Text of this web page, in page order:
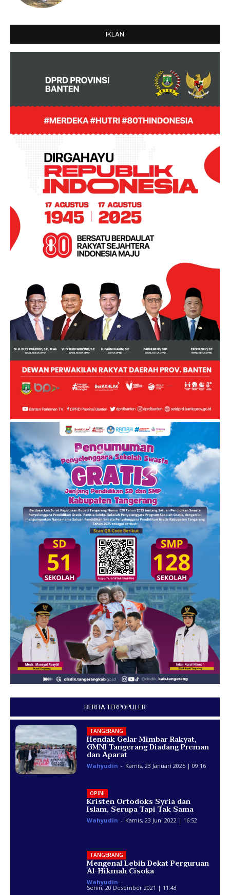
IKLAN
BERITA TERPOPULER
TANGERANG
Hendak Gelar Mimbar Rakyat,
GMNI Tangerang Diadang Preman
dan Aparat
Wahyudin - Kamis, 23 Januari 2025 | 09:16
OPINI
Kristen Ortodoks Syria dan
Islam, Serupa Tapi Tak Sama
Wahyudin - Kamis, 23 Juni 2022 | 16:52
TANGERANG
Mengenal Lebih Dekat Perguruan
Al-Hikmah Cisoka
Wahyudin -
Senin, 20 Desember 2021 | 11:43